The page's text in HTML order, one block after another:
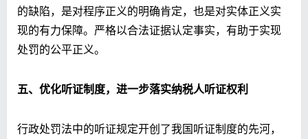
的缺陷，是对程序正义的明确肯定，也是对实体正义实
现的有力保障。严格以合法证据认定事实，有助于实现
处罚的公平正义。
五、优化听证制度， 进一步落实纳税人听证权利
行政处罚法中的听证规定开创了我国听证制度的先河，